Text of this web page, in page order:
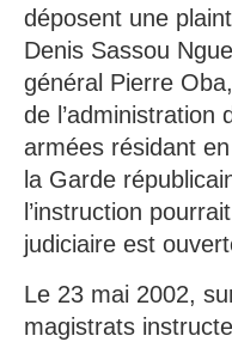
déposent une
Denis Sassou
général Pierre
de
armées résidant
la Garde
l’instruction
judiciaire est
Le 23 mai 2002,
magistrats